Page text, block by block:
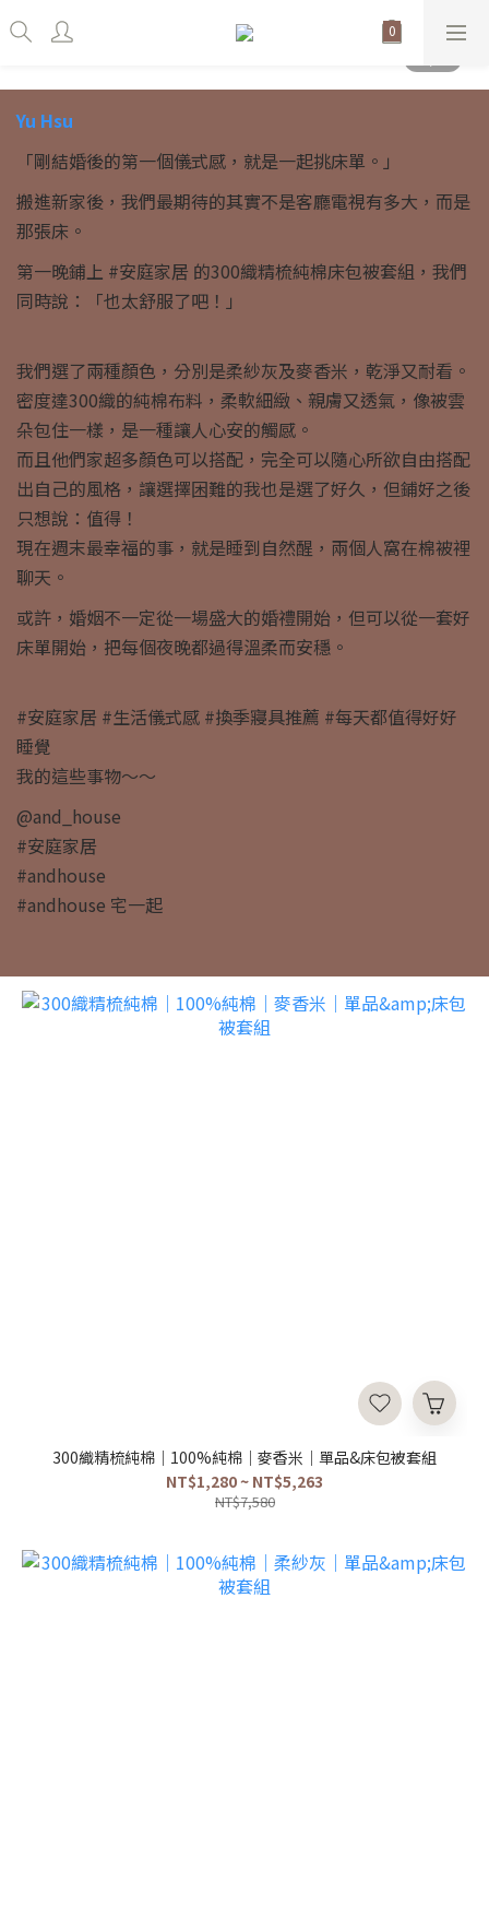
Yu Hsu
「剛結婚後的第一個儀式感，就是一起挑床單。」
搬進新家後，我們最期待的其實不是客廳電視有多大，而是
那張床。
第一晚鋪上 #安庭家居 的300織精梳純棉床包被套組，我們
同時說：「也太舒服了吧！」
我們選了兩種顏色，分別是柔紗灰及麥香米，乾淨又耐看。
密度達300織的純棉布料，柔軟細緻、親膚又透氣，像被雲
朵包住一樣，是一種讓人心安的觸感。
而且他們家超多顏色可以搭配，完全可以隨心所欲自由搭配
出自己的風格，讓選擇困難的我也是選了好久，但鋪好之後
只想說：值得！
現在週末最幸福的事，就是睡到自然醒，兩個人窩在棉被裡
聊天。
或許，婚姻不一定從一場盛大的婚禮開始，但可以從一套好
床單開始，把每個夜晚都過得溫柔而安穩。
#安庭家居 #生活儀式感 #換季寢具推薦 #每天都值得好好
睡覺
我的這些事物～～
@and_house
#安庭家居
#andhouse
#andhouse 宅一起
300織精梳純棉｜100%純棉｜麥香米｜單品&床包被套組
NT$1,280 ~ NT$5,263
NT$7,580